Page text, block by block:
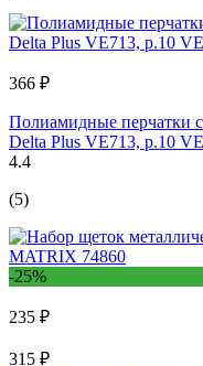
366 ₽
Полиамидные перчатки
Delta Plus VE713, р.10
4.4
(5)
-25%
235 ₽
315 ₽